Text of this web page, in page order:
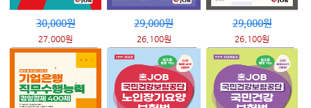
30,000원
27,000원
29,000원
26,100원
29,000원
26,100원